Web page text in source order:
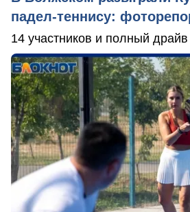
падел-теннису:
14 участников и полный драйв